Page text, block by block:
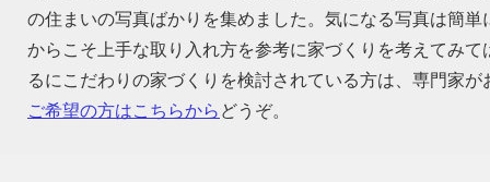
の住まいの写真ばかりを集めました。気になる写真は簡
からこそ上手な取り入れ方を参考に家づくりを考えてみ
るにこだわりの家づくりを検討されている方は、専門家
ご希望の方はこちらから どうぞ。